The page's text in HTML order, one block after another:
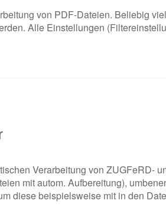
von PDF-Dateien. Beliebig
Alle Einstellungen
Verarbeitung von ZUGFeRD-
mit autom. Aufbereitung),
diese beispielsweise mit in den